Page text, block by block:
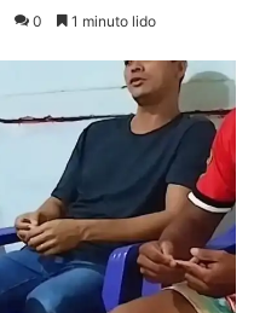
0 1 minuto lido